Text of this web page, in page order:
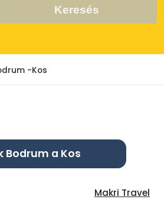
Keresés
-Kos
a Kos
Makri Travel